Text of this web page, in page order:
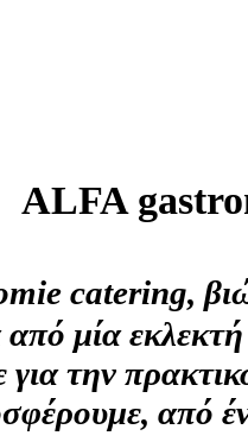
ALFA
catering,
μία
την
από